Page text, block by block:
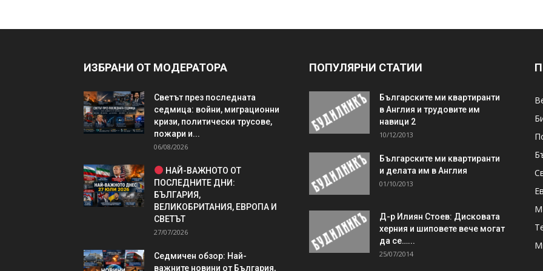
ИЗБРАНИ ОТ МОДЕРАТОРА
Светът през последната
седмица: войни, миграционни
кризи, политически трусове,
пожари и...
06/08/2026
НАЙ-ВАЖНОТО ОТ
ПОСЛЕДНИТЕ ДНИ:
БЪЛГАРИЯ,
ВЕЛИКОБРИТАНИЯ, ЕВРОПА И
СВЕТЪТ
27/07/2026
Седмичен обзор: Най-
важните новини от България,
ПОПУЛЯРНИ СТАТИИ
Българските ми квартиранти
в Англия и трудовите им
навици 2
10/12/2013
Българските ми квартиранти
и делата им в Англия
01/10/2013
Д-р Илиян Стоев: Дисковата
херния и шиповете вече могат
да се…...
25/07/2014